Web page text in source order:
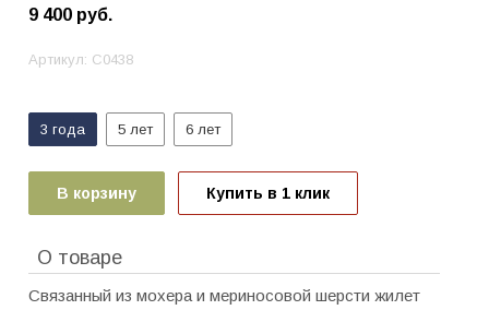
9 400 руб.
Артикул: C0438
3 года 5 лет 6 лет
В корзину Купить в 1 клик
О товаре
Связанный из мохера и мериносовой шерсти жилет